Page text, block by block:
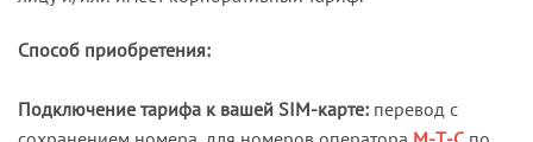
Способ приобретения:
Подключение тарифа к вашей SIM-карте: перевод с